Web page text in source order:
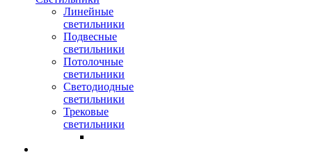
Линейные
светильники
Подвесные
светильники
Потолочные
светильники
Светодиодные
светильники
Трековые
светильники